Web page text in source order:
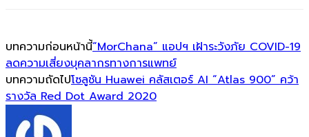
บทความก่อนหน้านี้“MorChana” แอปฯ เฝ้าระวังภัย COVID-19
ลดความเสี่ยงบุคลากรทางการแพทย์
บทความถัดไปโซลูชัน Huawei คลัสเตอร์ AI “Atlas 900” คว้า
รางวัล Red Dot Award 2020